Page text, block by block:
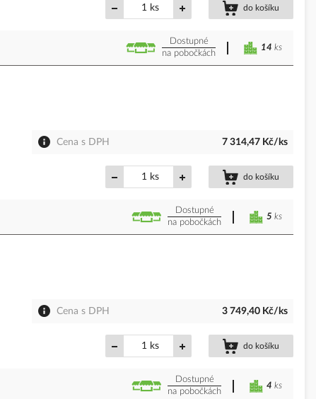
ks do košíku
Dostupné
na pobočkách
14 ks
Cena s DPH 7 314,47 Kč/ks
ks do košíku
Dostupné
na pobočkách
5 ks
Cena s DPH 3 749,40 Kč/ks
ks do košíku
Dostupné
na pobočkách
4 ks